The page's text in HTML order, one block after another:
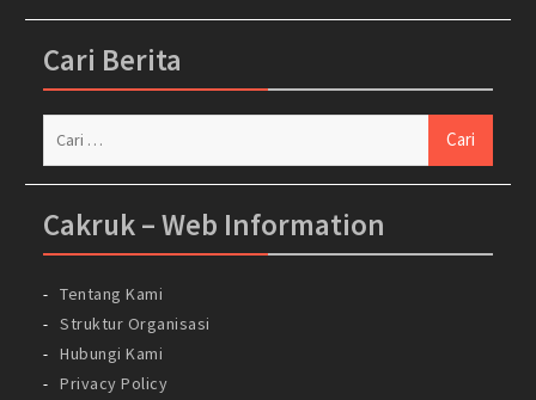
Cari Berita
Cakruk – Web Information
Tentang Kami
Struktur Organisasi
Hubungi Kami
Privacy Policy